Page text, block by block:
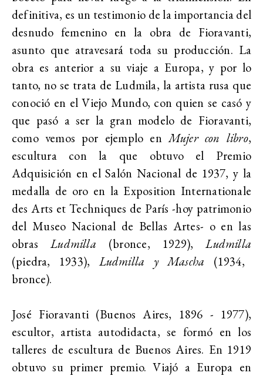
definitiva, es un testimonio de la importancia del
desnudo femenino en la obra de Fioravanti,
asunto que atravesará toda su producción. La
obra es anterior a su viaje a Europa, y por lo
tanto, no se trata de Ludmila, la artista rusa que
conoció en el Viejo Mundo, con quien se casó y
que pasó a ser la gran modelo de Fioravanti,
como vemos por ejemplo enMujer con libro,
escultura con la que obtuvo el Premio
Adquisición en el Salón Nacional de 1937, y la
medalla de oro en la Exposition Internationale
des Arts et Techniques de París -hoy patrimonio
del Museo Nacional de Bellas Artes- o en las
obrasLudmilla (bronce, 1929),Ludmilla
(piedra, 1933),Ludmilla y Mascha (1934,
bronce).
José Fioravanti (Buenos Aires, 1896 - 1977),
escultor, artista autodidacta, se formó en los
talleres de escultura de Buenos Aires. En 1919
obtuvo su primer premio. Viajó a Europa en